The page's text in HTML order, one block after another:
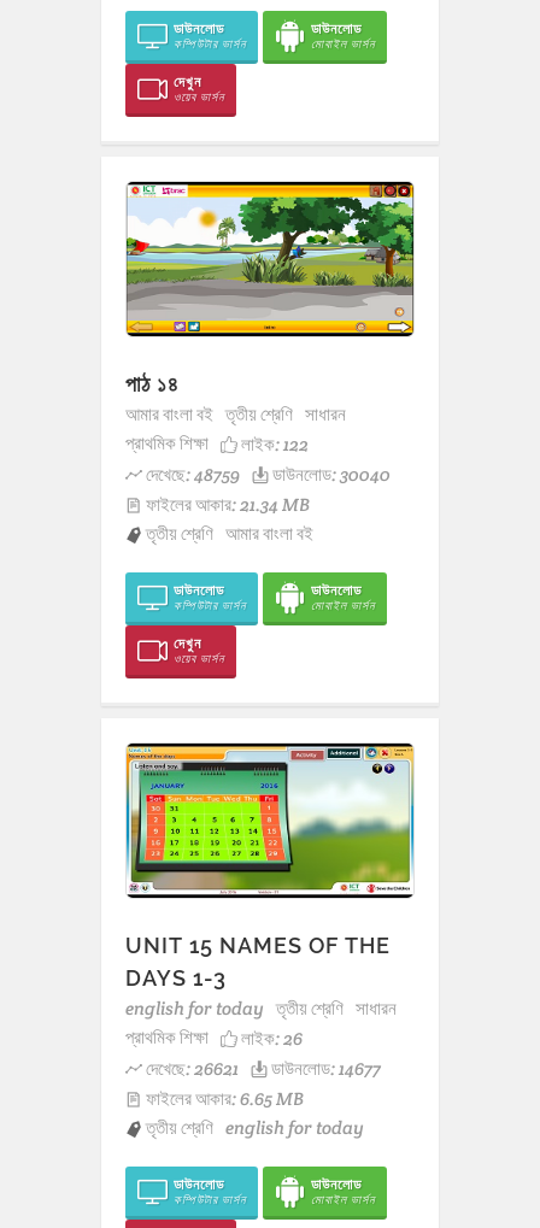
ডাউনলোড
কম্পিউটার ভার্সন
ডাউনলোড
মোবাইল ভার্সন
দেখুন
ওয়েব ভার্সন
পাঠ ১৪
আমার বাংলা বই তৃতীয় শ্রেণি সাধারন
প্রাথমিক শিক্ষা
লাইক:122
দেখেছে: 48759
ডাউনলোড: 30040
ফাইলের আকার: 21.34 MB
তৃতীয় শ্রেণি আমার বাংলা বই
ডাউনলোড
কম্পিউটার ভার্সন
ডাউনলোড
মোবাইল ভার্সন
দেখুন
ওয়েব ভার্সন
UNIT 15 NAMES OF THE
DAYS 1-3
english for today তৃতীয় শ্রেণি সাধারন
প্রাথমিক শিক্ষা
লাইক:26
দেখেছে: 26621
ডাউনলোড: 14677
ফাইলের আকার: 6.65 MB
তৃতীয় শ্রেণি english for today
ডাউনলোড
কম্পিউটার ভার্সন
ডাউনলোড
মোবাইল ভার্সন